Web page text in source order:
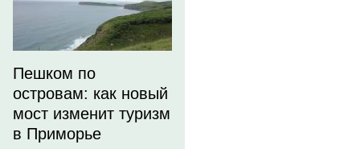
Пешком по
островам: как новый
мост изменит туризм
в Приморье